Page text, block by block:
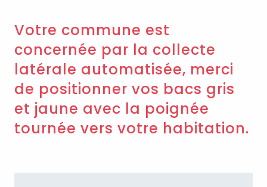
Votre commune est
concernée par la collecte
latérale automatisée, merci
de positionner vos bacs gris
et jaune avec la poignée
tournée vers votre habitation.